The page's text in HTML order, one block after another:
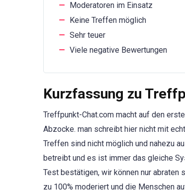
Moderatoren im Einsatz
Keine Treffen möglich
Sehr teuer
Viele negative Bewertungen
Kurzfassung zu
Treffpunkt-Chat.com macht auf den
Abzocke. man schreibt hier nicht mit
Treffen sind nicht möglich und nahezu
betreibt und es ist immer das gleiche
Test bestätigen, wir können nur abraten
zu 100% moderiert und die Menschen